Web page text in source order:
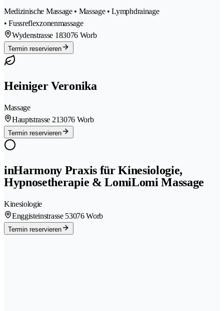
Medizinische Massage • Massage • Lymphdrainage
• Fussreflexzonenmassage
Wydenstrasse 183076 Worb
Termin reservieren
Heiniger Veronika
Massage
Hauptstrasse 213076 Worb
Termin reservieren
inHarmony Praxis für Kinesiologie,
Hypnosetherapie & LomiLomi Massage
Kinesiologie
Enggisteinstrasse 53076 Worb
Termin reservieren